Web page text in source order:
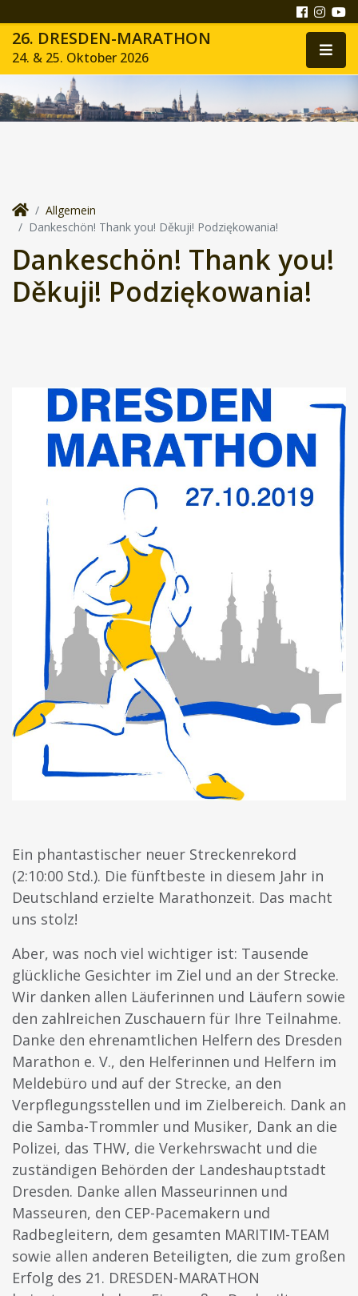
26. DRESDEN-MARATHON
24. & 25. Oktober 2026
Allgemein
Dankeschön! Thank you! Děkuji! Podziękowania!
Dankeschön! Thank you!
Děkuji! Podziękowania!
Ein phantastischer neuer Streckenrekord
(2:10:00 Std.). Die fünftbeste in diesem Jahr in
Deutschland erzielte Marathonzeit. Das macht
uns stolz!
Aber, was noch viel wichtiger ist: Tausende
glückliche Gesichter im Ziel und an der Strecke.
Wir danken allen Läuferinnen und Läufern sowie
den zahlreichen Zuschauern für Ihre Teilnahme.
Danke den ehrenamtlichen Helfern des Dresden
Marathon e. V., den Helferinnen und Helfern im
Meldebüro und auf der Strecke, an den
Verpflegungsstellen und im Zielbereich. Dank an
die Samba-Trommler und Musiker, Dank an die
Polizei, das THW, die Verkehrswacht und die
zuständigen Behörden der Landeshauptstadt
Dresden. Danke allen Masseurinnen und
Masseuren, den CEP-Pacemakern und
Radbegleitern, dem gesamten MARITIM-TEAM
sowie allen anderen Beteiligten, die zum großen
Erfolg des 21. DRESDEN-MARATHON